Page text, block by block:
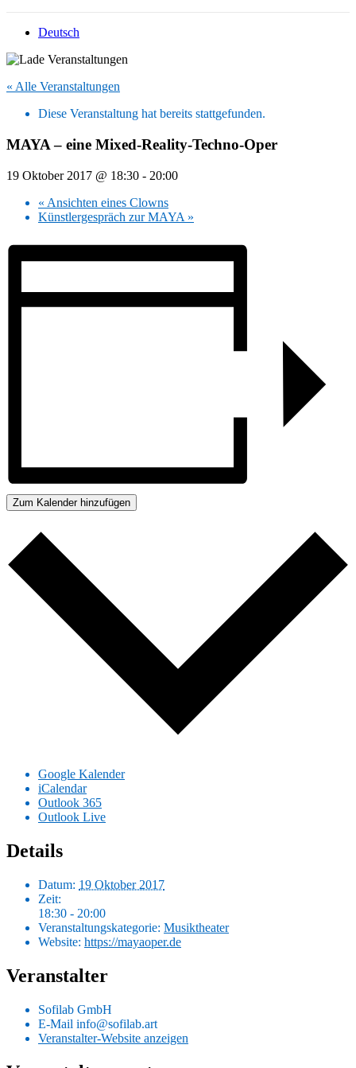
Deutsch
« Alle Veranstaltungen
Diese Veranstaltung hat bereits stattgefunden.
MAYA – eine Mixed-Reality-Techno-Oper
19 Oktober 2017 @ 18:30 - 20:00
« Ansichten eines Clowns
Künstlergespräch zur MAYA »
Zum Kalender hinzufügen
Google Kalender
iCalendar
Outlook 365
Outlook Live
Details
Datum: 19 Oktober 2017
Zeit:
18:30 - 20:00
Veranstaltungskategorie: Musiktheater
Website: https://mayaoper.de
Veranstalter
Sofilab GmbH
E-Mail info@sofilab.art
Veranstalter-Website anzeigen